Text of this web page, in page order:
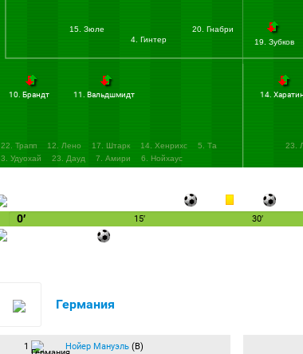
15. Зюле
4. Гинтер
20. Гнабри
10. Брандт 11. Вальдшмидт
22. Трапп 12. Лено 17. Штарк 14. Хенрихс
5. Та
3. Удуохай
23. Дауд 7. Амири 6. Нойхаус
19. Зубков
14. Харатин
23.
0′ 15′ 30′
Германия
1 Нойер Мануэль (В)